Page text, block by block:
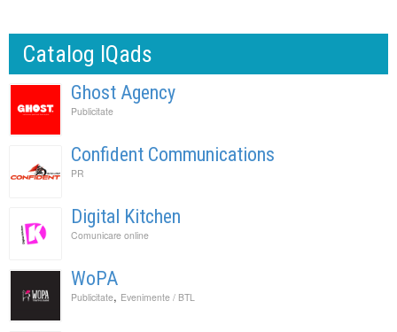
Catalog IQads
Ghost Agency
Publicitate
Confident Communications
PR
Digital Kitchen
Comunicare online
WoPA
Publicitate, Evenimente / BTL